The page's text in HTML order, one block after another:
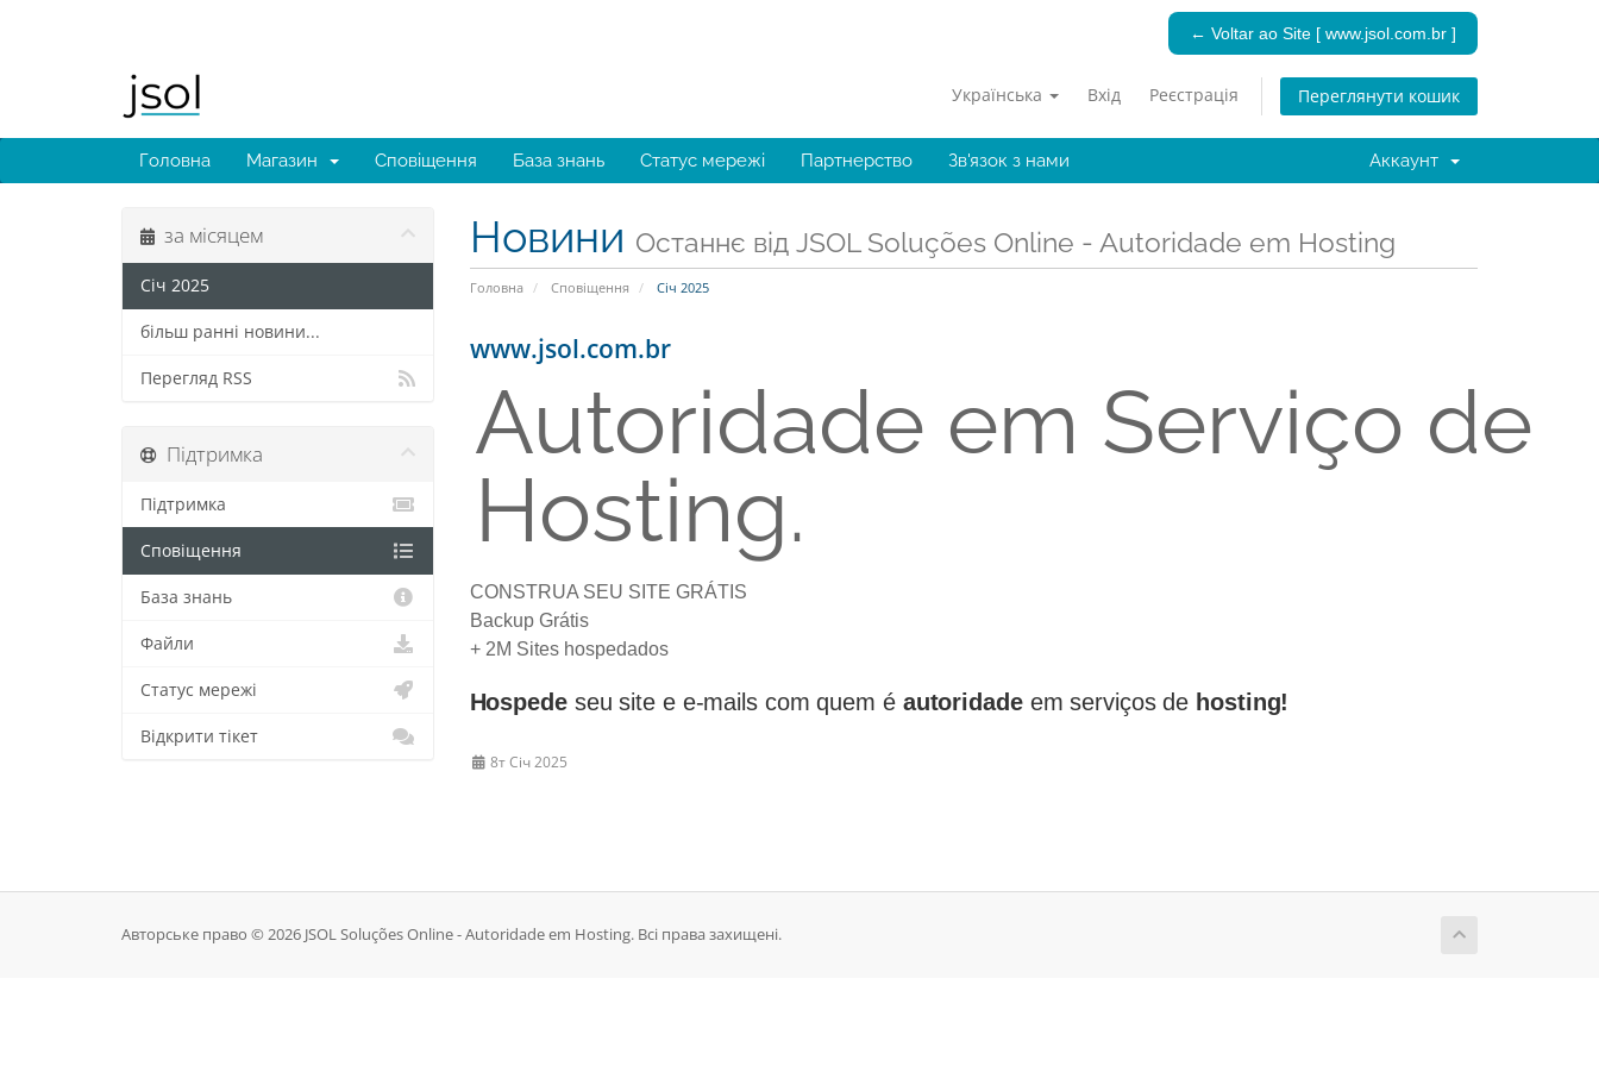
← Voltar ao Site [ www.jsol.com.br ]
Українська Вхід Реєстрація Переглянути кошик
Головна Магазин Сповіщення База знань Статус мережі Партнерство Зв'язок з нами Аккаунт
Новини Останнє від JSOL Soluções Online - Autoridade em Hosting
Головна Сповіщення Січ 2025
за місяцем
Січ 2025
більш ранні новини...
Перегляд RSS
www.jsol.com.br
Autoridade em Serviço de
Hosting.
CONSTRUA SEU SITE GRÁTIS
Backup Grátis
+ 2M Sites hospedados
Hospedeseu site e e-mails com quem é autoridadeem serviços de hosting!
8т Січ 2025
Підтримка
Підтримка
Сповіщення
База знань
Файли
Статус мережі
Відкрити тікет
Авторське право © 2026 JSOL Soluções Online - Autoridade em Hosting. Всі права захищені.